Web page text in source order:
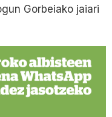
Gorbeiako jaiari